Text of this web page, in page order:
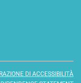
DI ACCESSIBILITÀ